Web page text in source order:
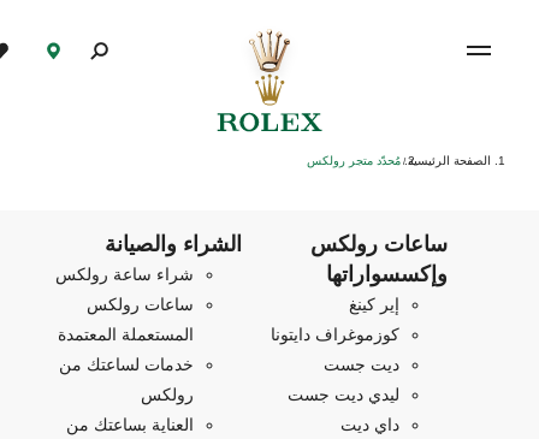
الصفحة الرئيسية/ مُحدّد متجر رولكس
ساعات رولكس
وإكسسواراتها
إير كينغ
كوزموغراف دايتونا
ديت جست
ليدي ديت جست
داي ديت
الشراء والصيانة
شراء ساعة رولكس
ساعات رولكس
المستعملة المعتمدة
خدمات لساعتك من
رولكس
العناية بساعتك من